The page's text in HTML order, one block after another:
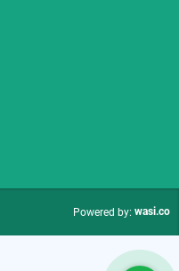
Powered by: wasi.co